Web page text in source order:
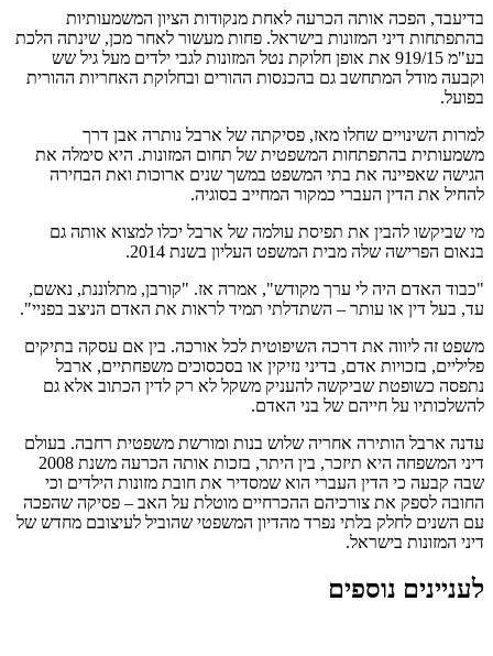
בדיעבד, הפכה אותה הכרעה לאחת מנקודות הציון המשמעותיות
בהתפתחות דיני המזונות בישראל. פחות מעשור לאחר מכן, שינתה הלכת
בע"מ 919/15 את אופן חלוקת נטל המזונות לגבי ילדים מעל גיל שש
וקבעה מודל המתחשב גם בהכנסות ההורים ובחלוקת האחריות ההורית
בפועל.
למרות השינויים שחלו מאז, פסיקתה של ארבל נותרה אבן דרך
משמעותית בהתפתחות המשפטית של תחום המזונות. היא סימלה את
הגישה שאפיינה את בתי המשפט במשך שנים ארוכות ואת הבחירה
להחיל את הדין העברי כמקור המחייב בסוגיה.
מי שביקשו להבין את תפיסת עולמה של ארבל יכלו למצוא אותה גם
בנאום הפרישה שלה מבית המשפט העליון בשנת 2014.
"כבוד האדם היה לי ערך מקודש", אמרה אז. "קורבן, מתלוננת, נאשם,
עד, בעל דין או עותר – השתדלתי תמיד לראות את האדם הניצב בפניי".
משפט זה ליווה את דרכה השיפוטית לכל אורכה. בין אם עסקה בתיקים
פליליים, בזכויות אדם, בדיני נזיקין או בסכסוכים משפחתיים, ארבל
נתפסה כשופטת שביקשה להעניק משקל לא רק לדין הכתוב אלא גם
להשלכותיו על חייהם של בני האדם.
עדנה ארבל הותירה אחריה שלוש בנות ומורשת משפטית רחבה. בעולם
דיני המשפחה היא תיזכר, בין היתר, בזכות אותה הכרעה משנת 2008
שבה קבעה כי הדין העברי הוא שמסדיר את חובת מזונות הילדים וכי
החובה לספק את צורכיהם ההכרחיים מוטלת על האב – פסיקה שהפכה
עם השנים לחלק בלתי נפרד מהדיון המשפטי שהוביל לעיצובם מחדש של
דיני המזונות בישראל.
לעניינים נוספים